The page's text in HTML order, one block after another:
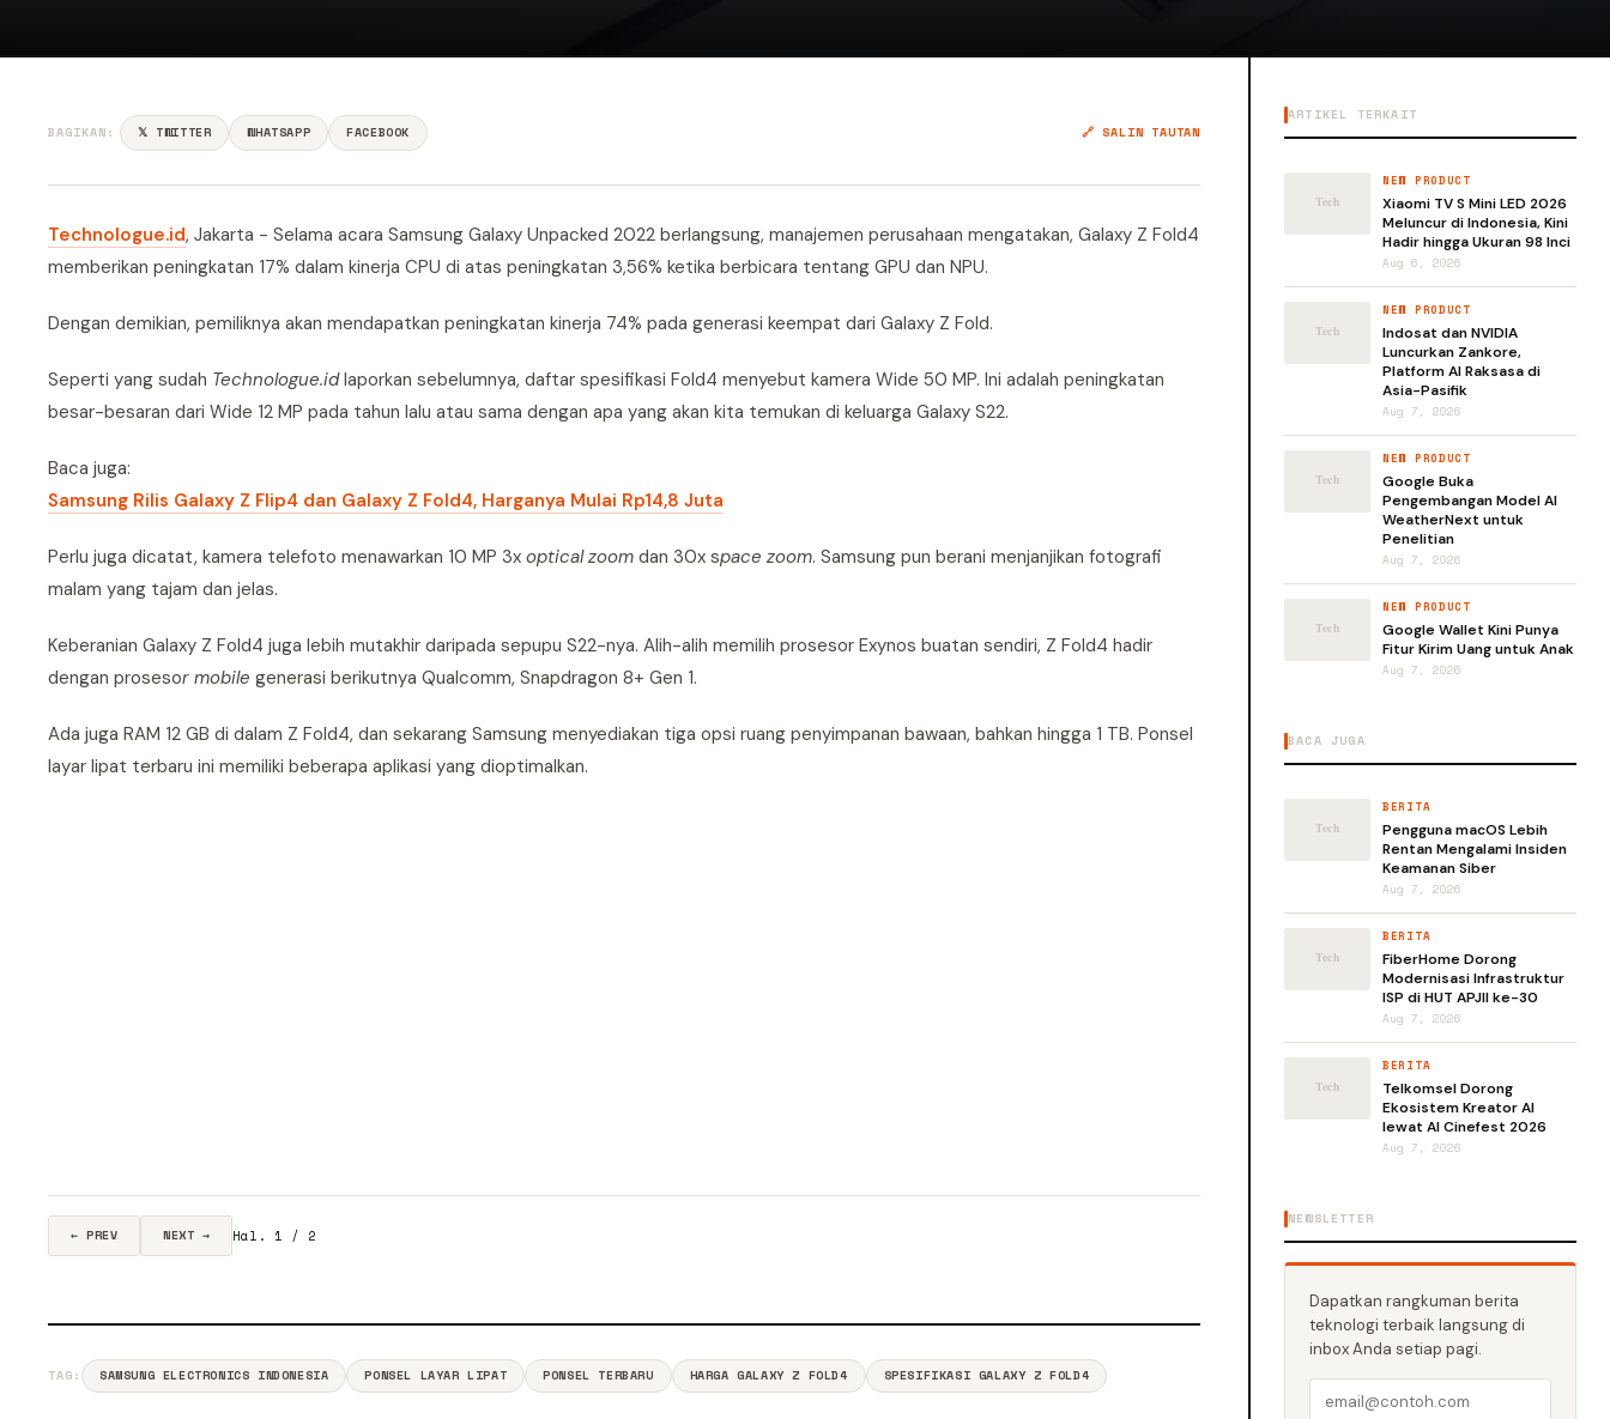
BAGIKAN: 𝕏 TWITTER WHATSAPP FACEBOOK 🔗 SALIN TAUTAN
Technologue.id, Jakarta - Selama acara Samsung Galaxy Unpacked 2022 berlangsung, manajemen perusahaan mengatakan, Galaxy Z Fold4
memberikan peningkatan 17% dalam kinerja CPU di atas peningkatan 3,56% ketika berbicara tentang GPU dan NPU.
Dengan demikian, pemiliknya akan mendapatkan peningkatan kinerja 74% pada generasi keempat dari Galaxy Z Fold.
Seperti yang sudah Technologue.idlaporkan sebelumnya, daftar spesifikasi Fold4 menyebut kamera Wide 50 MP. Ini adalah peningkatan
besar-besaran dari Wide 12 MP pada tahun lalu atau sama dengan apa yang akan kita temukan di keluarga Galaxy S22.
Baca juga:
Samsung Rilis Galaxy Z Flip4 dan Galaxy Z Fold4, Harganya Mulai Rp14,8 Juta
Perlu juga dicatat, kamera telefoto menawarkan 10 MP 3x optical zoom dan 30x space zoom. Samsung pun berani menjanjikan fotografi
malam yang tajam dan jelas.
Keberanian Galaxy Z Fold4 juga lebih mutakhir daripada sepupu S22-nya. Alih-alih memilih prosesor Exynos buatan sendiri, Z Fold4 hadir
dengan prosesor mobile generasi berikutnya Qualcomm, Snapdragon 8+ Gen 1.
Ada juga RAM 12 GB di dalam Z Fold4, dan sekarang Samsung menyediakan tiga opsi ruang penyimpanan bawaan, bahkan hingga 1 TB. Ponsel
layar lipat terbaru ini memiliki beberapa aplikasi yang dioptimalkan.
← PREV NEXT → Hal. 1 / 2
TAG: SAMSUNG ELECTRONICS INDONESIA PONSEL LAYAR LIPAT PONSEL TERBARU HARGA GALAXY Z FOLD4 SPESIFIKASI GALAXY Z FOLD4
ARTIKEL TERKAIT
NEW PRODUCT
Xiaomi TV S Mini LED 2026
Meluncur di Indonesia, Kini
Hadir hingga Ukuran 98 Inci
Aug 6, 2026
NEW PRODUCT
Indosat dan NVIDIA
Luncurkan Zankore,
Platform AI Raksasa di
Asia-Pasifik
Aug 7, 2026
NEW PRODUCT
Google Buka
Pengembangan Model AI
WeatherNext untuk
Penelitian
Aug 7, 2026
NEW PRODUCT
Google Wallet Kini Punya
Fitur Kirim Uang untuk Anak
Aug 7, 2026
BACA JUGA
BERITA
Pengguna macOS Lebih
Rentan Mengalami Insiden
Keamanan Siber
Aug 7, 2026
BERITA
FiberHome Dorong
Modernisasi Infrastruktur
ISP di HUT APJII ke-30
Aug 7, 2026
BERITA
Telkomsel Dorong
Ekosistem Kreator AI
lewat AI Cinefest 2026
Aug 7, 2026
NEWSLETTER
Dapatkan rangkuman berita
teknologi terbaik langsung di
inbox Anda setiap pagi.